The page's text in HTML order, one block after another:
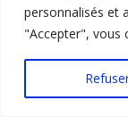
personnalisés et
"Accepter", vous
Que vous